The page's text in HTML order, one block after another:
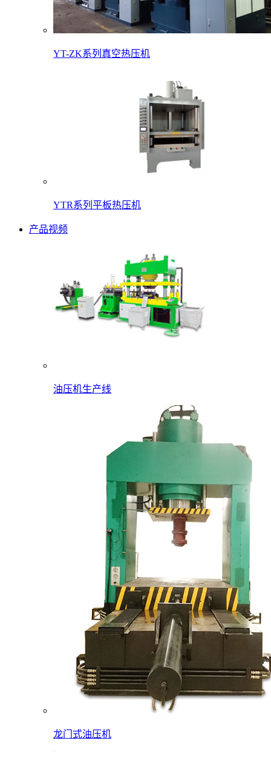
YT-ZK系列真空热压机
YTR系列平板热压机
产品视频
油压机生产线
龙门式油压机